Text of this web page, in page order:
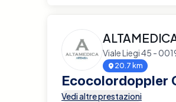
Viale Liegi 45 -
20.7 km
Ecocolordoppler
Vedi altre prestazioni